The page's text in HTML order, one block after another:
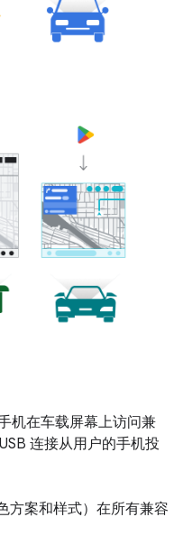
机在车载屏幕上访问兼
连接从用户的手机投
方案和样式）在所有兼容